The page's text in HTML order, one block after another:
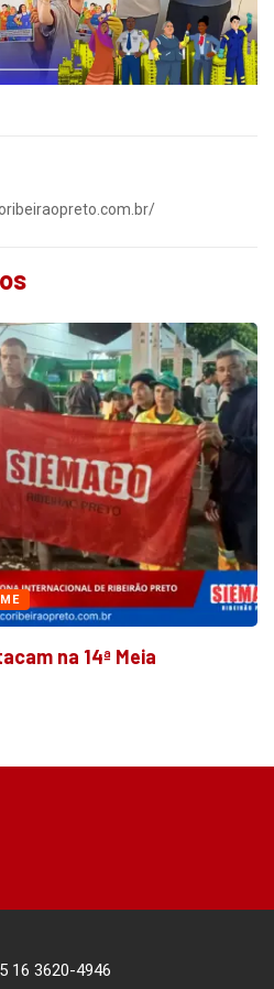
na 14ª Meia
16 3620-4946